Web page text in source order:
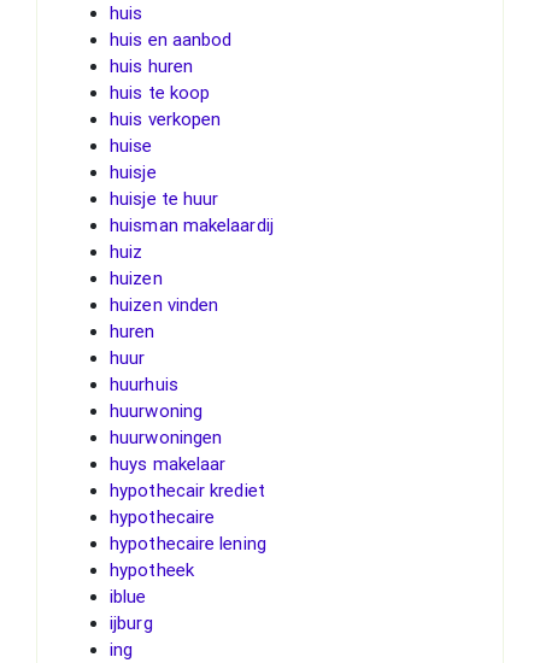
huis
huis en aanbod
huis huren
huis te koop
huis verkopen
huise
huisje
huisje te huur
huisman makelaardij
huiz
huizen
huizen vinden
huren
huur
huurhuis
huurwoning
huurwoningen
huys makelaar
hypothecair krediet
hypothecaire
hypothecaire lening
hypotheek
iblue
ijburg
ing